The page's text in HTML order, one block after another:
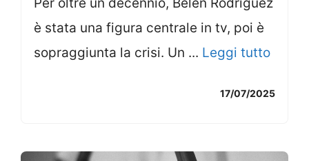
è stata una figura centrale in tv, poi è
sopraggiunta la crisi. Un ... Leggi tutto
17/07/2025